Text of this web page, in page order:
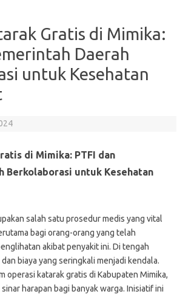
Gratis di Mimika:
Daerah
untuk Kesehatan
di Mimika: PTFI dan
Berkolaborasi untuk Kesehatan
salah satu prosedur medis yang vital
bagi orang-orang yang telah
akibat penyakit ini. Di tengah
biaya yang seringkali menjadi kendala.
operasi katarak gratis di Kabupaten Mimika,
harapan bagi banyak warga. Inisiatif ini